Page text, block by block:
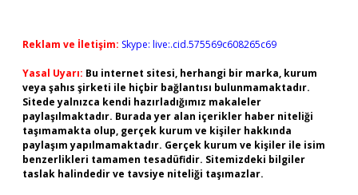
Reklam ve İletişim: Skype: live:.cid.575569c608265c69
Yasal Uyarı: Bu internet sitesi, herhangi bir marka, kurum
veya şahıs şirketi ile hiçbir bağlantısı bulunmamaktadır.
Sitede yalnızca kendi hazırladığımız makaleler
paylaşılmaktadır. Burada yer alan içerikler haber niteliği
taşımamakta olup, gerçek kurum ve kişiler hakkında
paylaşım yapılmamaktadır. Gerçek kurum ve kişiler ile isim
benzerlikleri tamamen tesadüfidir. Sitemizdeki bilgiler
taslak halindedir ve tavsiye niteliği taşımazlar.